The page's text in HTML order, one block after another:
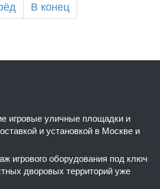
В конец
игровые уличные площадки и
и установкой в Москве и
игрового оборудования под ключ
дворовых территорий уже